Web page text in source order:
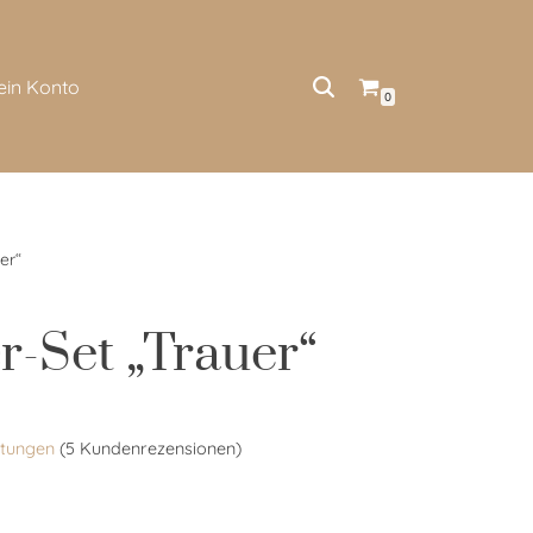
Konto 0
Set „Trauer“
(5 Kundenrezensionen)